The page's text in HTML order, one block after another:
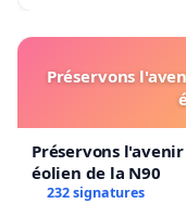
Préservons
Préservons
éolien de la N90
232 signatures